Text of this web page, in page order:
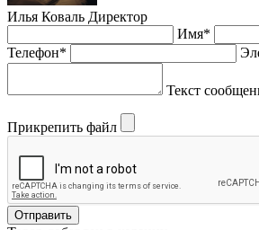
Илья Коваль Директор
Имя*
Телефон*
Текст
Прикрепить файл
Отправить